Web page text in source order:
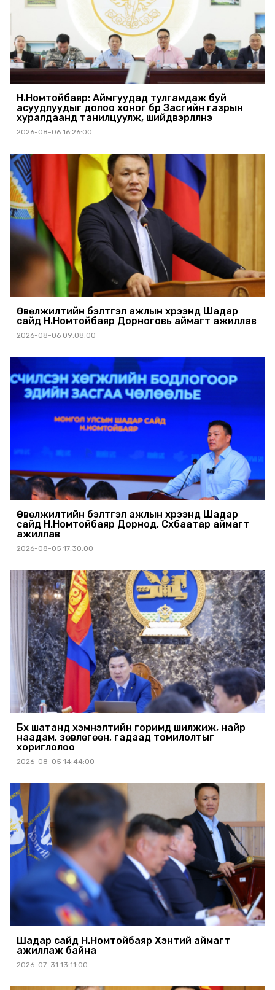
Н.Номтойбаяр: Аймгуудад тулгамдаж буй
асуудлуудыг долоо хоног бүр Засгийн газрын
хуралдаанд танилцуулж, шийдвэрлүүлнэ
2026-08-06 16:26:00
Өвөлжилтийн бэлтгэл ажлын хүрээнд Шадар
сайд Н.Номтойбаяр Дорноговь аймагт ажиллав
2026-08-06 09:08:00
Өвөлжилтийн бэлтгэл ажлын хүрээнд Шадар
сайд Н.Номтойбаяр Дорнод, Сүхбаатар аймагт
ажиллав
2026-08-05 17:30:00
Бүх шатанд хэмнэлтийн горимд шилжиж, найр
наадам, зөвлөгөөн, гадаад томилолтыг
хориглолоо
2026-08-05 14:44:00
Шадар сайд Н.Номтойбаяр Хэнтий аймагт
ажиллаж байна
2026-07-31 13:11:00